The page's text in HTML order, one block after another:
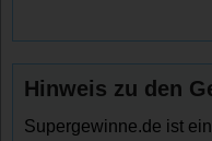
Hinweis zu den
Supergewinne.de ist